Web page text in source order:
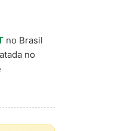
no Brasil
no